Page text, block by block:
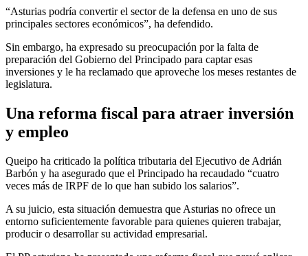
“Asturias podría convertir el sector de la defensa en uno de sus
principales sectores económicos”, ha defendido.
Sin embargo, ha expresado su preocupación por la falta de
preparación del Gobierno del Principado para captar esas
inversiones y le ha reclamado que aproveche los meses restantes de
legislatura.
Una reforma fiscal para atraer inversión
y empleo
Queipo ha criticado la política tributaria del Ejecutivo de Adrián
Barbón y ha asegurado que el Principado ha recaudado “cuatro
veces más de IRPF de lo que han subido los salarios”.
A su juicio, esta situación demuestra que Asturias no ofrece un
entorno suficientemente favorable para quienes quieren trabajar,
producir o desarrollar su actividad empresarial.